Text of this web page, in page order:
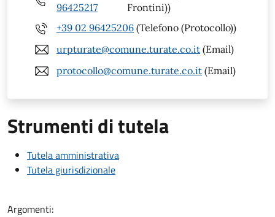
96425217
Frontini))
+39 02 96425206 (Telefono (Protocollo))
urpturate@comune.turate.co.it (Email)
protocollo@comune.turate.co.it (Email)
Strumenti di tutela
Tutela amministrativa
Tutela giurisdizionale
Argomenti: